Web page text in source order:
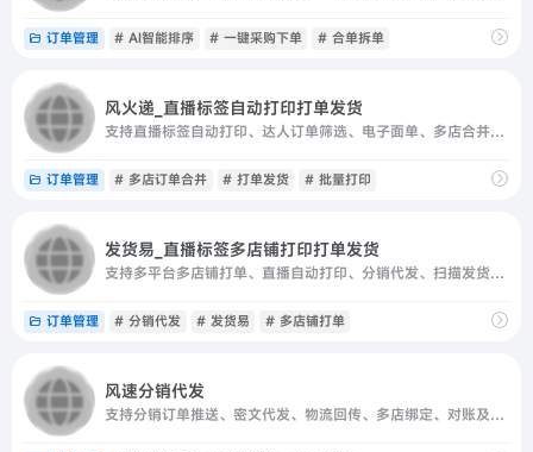
订单管理 # AI智能排序 # 一键采购下单 # 合单拆单
风火递_直播标签自动打印打单发货
支持直播标签自动打印、达人订单筛选、电子面单、多店合并及批量打印。
订单管理 # 多店订单合并 # 打单发货 # 批量打印
发货易_直播标签多店铺打印打单发货
支持多平台多店铺打单、直播自动打印、分销代发、扫描发货及快递对账。
订单管理 # 分销代发 # 发货易 # 多店铺打单
风速分销代发
支持分销订单推送、密文代发、物流回传、多店绑定、对账及库存管理。